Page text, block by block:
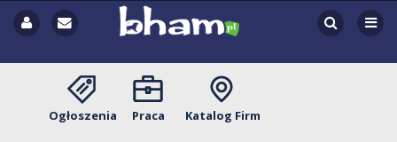
Ogłoszenia Praca Katalog Firm